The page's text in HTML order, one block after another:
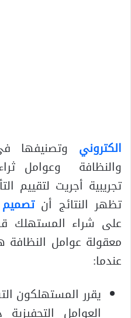
الكتروني
والنظافة وعوامل
تجريبية أجريت لتقييم
تظهر النتائج أنتصميم
على شراء المستهلك
معقولة عوامل
عندما:
يقرر المستهلكون
العوامل